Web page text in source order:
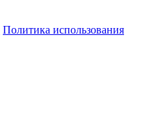
Политика использования